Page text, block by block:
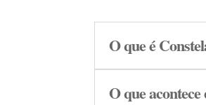
O que é
O que